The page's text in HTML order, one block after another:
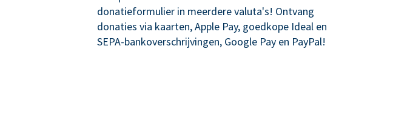
donatieformulier in meerdere valuta's! Ontvang
donaties via kaarten, Apple Pay, goedkope Ideal en
SEPA-bankoverschrijvingen, Google Pay en PayPal!